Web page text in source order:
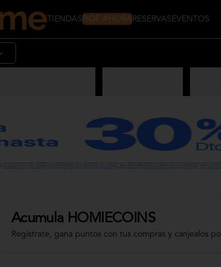
TIENDAS PIDE AHORA RESERVAS EVENTOS
Acumula HOMIECOINS
Regístrate, gana puntos con tus compras y canjealos